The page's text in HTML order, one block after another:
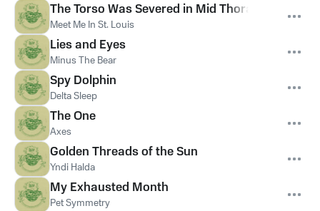
The Torso Was Severed in Mid Thorax
Meet Me In St. Louis
Lies and Eyes
Minus The Bear
Spy Dolphin
Delta Sleep
The One
Axes
Golden Threads of the Sun
Yndi Halda
My Exhausted Month
Pet Symmetry